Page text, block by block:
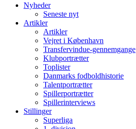
Nyheder
Seneste nyt
Artikler
Artikler
Vejret i København
Transfervindue-gennemgange
Klubportrætter
Toplister
Danmarks fodboldhistorie
Talentportrætter
Spillerportrætter
Spillerinterviews
Stillinger
Superliga